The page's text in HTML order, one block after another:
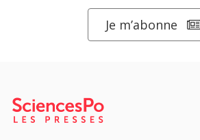
Je m’abonne